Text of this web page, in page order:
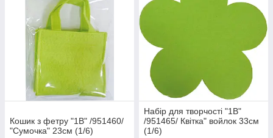
Кошик з фетру "1В" /951460/
"Сумочка" 23см (1/6)
Набір для творчості "1В"
/951465/ Квітка" войлок 33см
(1/6)